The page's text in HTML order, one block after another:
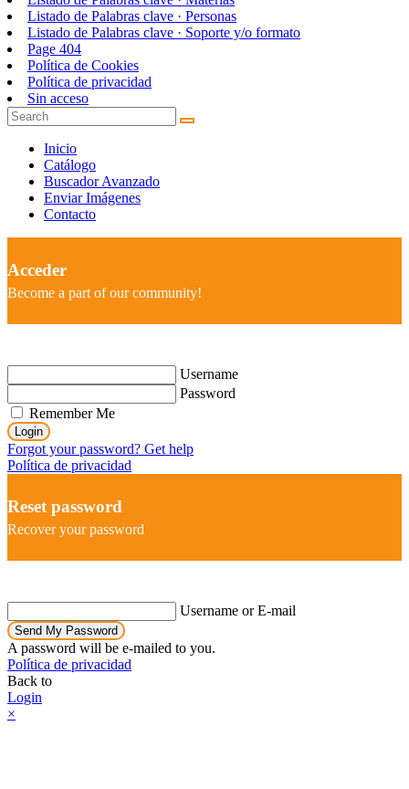
Listado de Palabras clave · Personas
Listado de Palabras clave · Soporte y/o formato
Page 404
Política de Cookies
Política de privacidad
Sin acceso
Inicio
Catálogo
Buscador Avanzado
Enviar Imágenes
Contacto
Acceder
Become a part of our community!
Username
Password
Remember Me
Login
Forgot your password? Get help
Política de privacidad
Reset password
Recover your password
Username or E-mail
Send My Password
A password will be e-mailed to you.
Política de privacidad
Back to
Login
×